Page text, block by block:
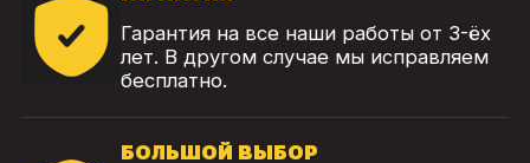
Гарантия на все наши работы от 3-ёх
лет. В другом случае мы исправляем
бесплатно.
БОЛЬШОЙ ВЫБОР